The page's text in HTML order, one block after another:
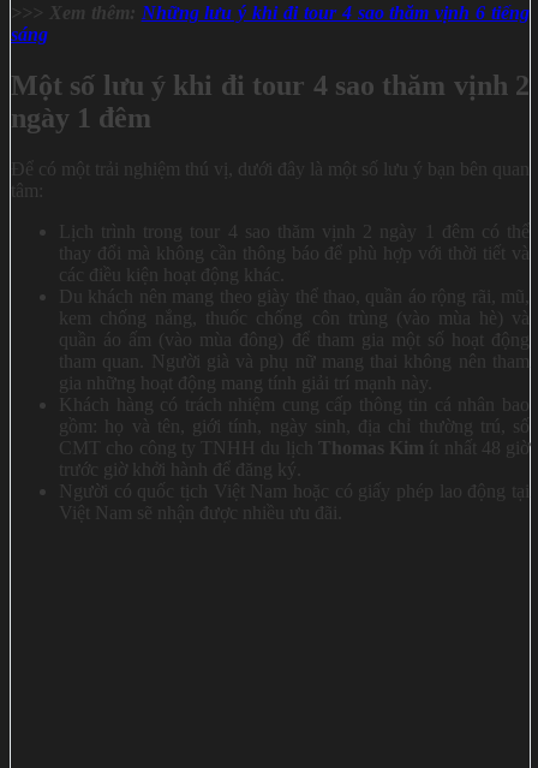
>>> Xem thêm: Những lưu ý khi đi tour 4 sao thăm vịnh 6 tiếng
sáng
Một số lưu ý khi đi tour 4 sao thăm vịnh 2
ngày 1 đêm
Để có một trải nghiệm thú vị, dưới đây là một số lưu ý bạn bên quan
tâm:
Lịch trình trong tour 4 sao thăm vịnh 2 ngày 1 đêm có thể
thay đổi mà không cần thông báo để phù hợp với thời tiết và
các điều kiện hoạt động khác.
Du khách nên mang theo giày thể thao, quần áo rộng rãi, mũ,
kem chống nắng, thuốc chống côn trùng (vào mùa hè) và
quần áo ấm (vào mùa đông) để tham gia một số hoạt động
tham quan. Người già và phụ nữ mang thai không nên tham
gia những hoạt động mang tính giải trí mạnh này.
Khách hàng có trách nhiệm cung cấp thông tin cá nhân bao
gồm: họ và tên, giới tính, ngày sinh, địa chỉ thường trú, số
CMT cho công ty TNHH du lịch
Thomas Kim ít nhất 48 giờ
trước giờ khởi hành để đăng ký.
Người có quốc tịch Việt Nam hoặc có giấy phép lao động tại
Việt Nam sẽ nhận được nhiều ưu đãi.